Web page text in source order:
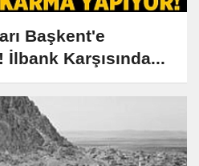
Başkent'e
İlbank Karşısında...